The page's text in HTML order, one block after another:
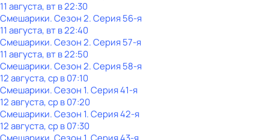
11 августа, вт в 22:30
Смешарики. Сезон 2. Серия 56-я
11 августа, вт в 22:40
Смешарики. Сезон 2. Серия 57-я
11 августа, вт в 22:50
Смешарики. Сезон 2. Серия 58-я
12 августа, ср в 07:10
Смешарики. Сезон 1. Серия 41-я
12 августа, ср в 07:20
Смешарики. Сезон 1. Серия 42-я
12 августа, ср в 07:30